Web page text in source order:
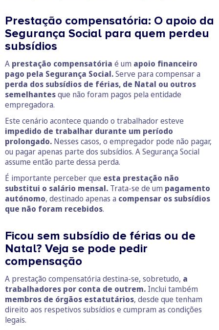
Prestação compensatória: O apoio da
Segurança Social para quem perdeu
subsídios
A prestação compensatória é um apoio financeiro
pago pela Segurança Social.Serve para compensar a
perda dos subsídios de férias, de Natal ou outros
semelhantesque não foram pagos pela entidade
empregadora.
Este cenário acontece quando o trabalhador esteve
impedido de trabalhar durante um período
prolongado. Nesses casos, o empregador pode não pagar,
ou pagar apenas parte dos subsídios. A Segurança Social
assume então parte dessa perda.
É importante perceber que esta prestação não
substitui o salário mensal. Trata-se de um pagamento
autónomo, destinado apenas a compensar os subsídios
que não foram recebidos.
Ficou sem subsídio de férias ou de
Natal? Veja se pode pedir
compensação
A prestação compensatória destina-se, sobretudo, a
trabalhadores por conta de outrem. Inclui também
membros de órgãos estatutários, desde que tenham
direito aos respetivos subsídios e cumpram as condições
legais.